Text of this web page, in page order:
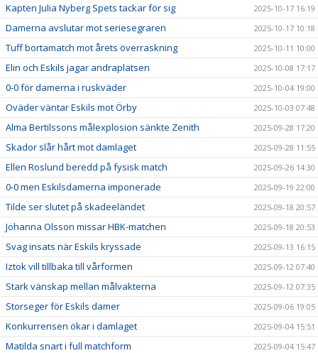
Kapten Julia Nyberg Spets tackar för sig 2025-10-17 16:19
Damerna avslutar mot seriesegraren 2025-10-17 10:18
Tuff bortamatch mot årets överraskning 2025-10-11 10:00
Elin och Eskils jagar andraplatsen 2025-10-08 17:17
0-0 för damerna i ruskväder 2025-10-04 19:00
Oväder väntar Eskils mot Örby 2025-10-03 07:48
Alma Bertilssons målexplosion sänkte Zenith 2025-09-28 17:20
Skador slår hårt mot damlaget 2025-09-28 11:55
Ellen Roslund beredd på fysisk match 2025-09-26 14:30
0-0 men Eskilsdamerna imponerade 2025-09-19 22:00
Tilde ser slutet på skadeeländet 2025-09-18 20:57
Johanna Olsson missar HBK-matchen 2025-09-18 20:53
Svag insats när Eskils kryssade 2025-09-13 16:15
Iztok vill tillbaka till vårformen 2025-09-12 07:40
Stark vänskap mellan målvakterna 2025-09-12 07:35
Storseger för Eskils damer 2025-09-06 19:05
Konkurrensen ökar i damlaget 2025-09-04 15:51
Matilda snart i full matchform 2025-09-04 15:47